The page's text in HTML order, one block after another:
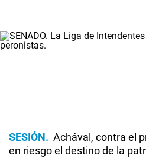
SESIÓN
Achával, contra el
en riesgo el destino de la